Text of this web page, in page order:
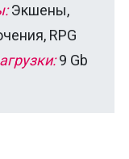
Экшены,
RPG
9 Gb